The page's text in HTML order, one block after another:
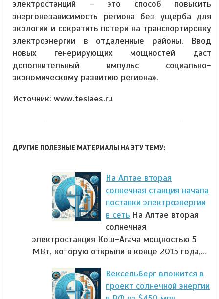
электростанций – это способ повысить
энергонезависимость региона без ущерба для
экологии и сократить потери на транспортировку
электроэнергии в отдаленные районы. Ввод
новых генерирующих мощностей даст
дополнительный импульс социально-
экономическому развитию региона».
Источник: www.tesiaes.ru
ДРУГИЕ ПОЛЕЗНЫЕ МАТЕРИАЛЫ НА ЭТУ ТЕМУ:
На Алтае вторая
солнечная станция начала
поставки электроэнергии
в сеть На Алтае вторая
солнечная
электростанция Кош-Агача мощностью 5
МВт, которую открыли в конце 2015 года,…
Вексельберг вложится в
проект солнечной энергии